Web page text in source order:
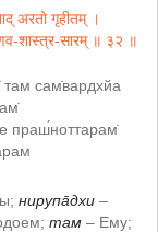
अरतो गृहीतम् ।
शास्त्र-सारम् ॥ ३२ ॥
сам̇вардхйа
праш́ноттарам̇
нирупа̄дхи–
там– Ему;